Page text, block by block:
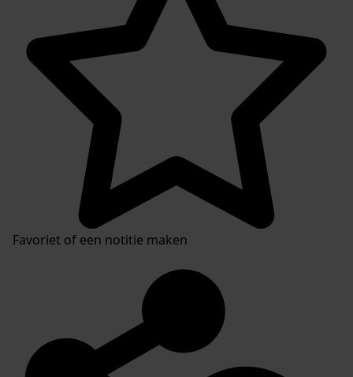
Favoriet of een notitie maken